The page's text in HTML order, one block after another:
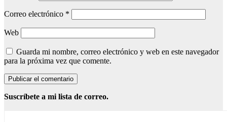
Correo electrónico *
Web
Guarda mi nombre, correo electrónico y web en este navegador
para la próxima vez que comente.
Suscríbete a mi lista de correo.